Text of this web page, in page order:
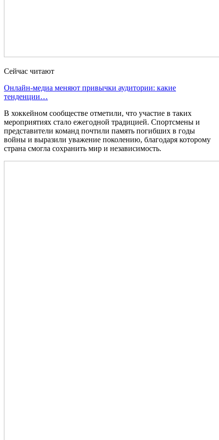
Сейчас читают
Онлайн-медиа меняют привычки аудитории: какие
тенденции…
В хоккейном сообществе отметили, что участие в таких
мероприятиях стало ежегодной традицией. Спортсмены и
представители команд почтили память погибших в годы
войны и выразили уважение поколению, благодаря которому
страна смогла сохранить мир и независимость.